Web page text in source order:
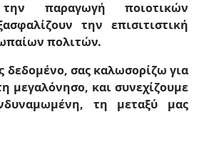
την παραγωγή ποιοτικών
την επισιτιστική
πολιτών.
δεδομένο, σας καλωσορίζω για
μεγαλόνησο, και συνεχίζουμε
τη μεταξύ μας